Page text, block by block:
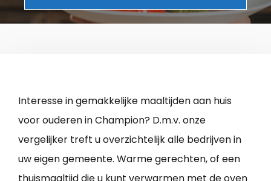
Interesse in gemakkelijke maaltijden aan huis
voor ouderen in Champion? D.m.v. onze
vergelijker treft u overzichtelijk alle bedrijven in
uw eigen gemeente. Warme gerechten, of een
thuismaaltijd die u kunt verwarmen met de oven